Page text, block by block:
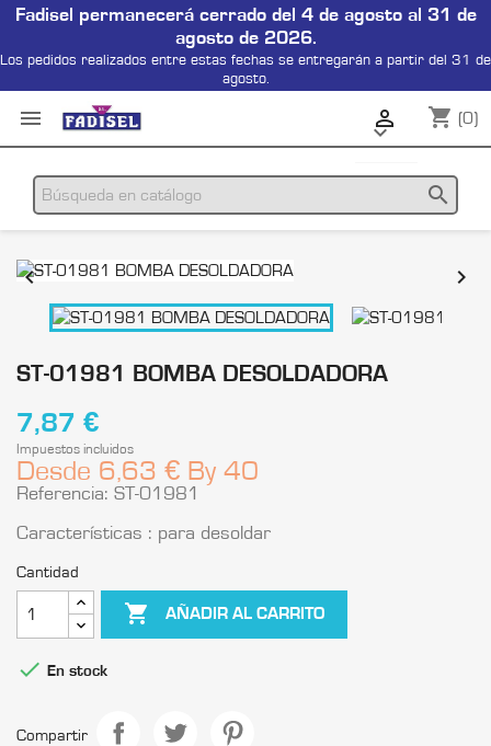
Fadisel permanecerá cerrado del 4 de agosto al 31 de
agosto de 2026.
Los pedidos realizados entre estas fechas se entregarán a partir del 31 de
agosto.

 shopping_cart (0)

search
 
ST-01981 BOMBA DESOLDADORA
7,87 €
Impuestos incluidos
Desde 6,63 € By 40
Referencia: ST-01981
Características : para desoldar
Cantidad
 AÑADIR AL CARRITO
 En stock
Compartir